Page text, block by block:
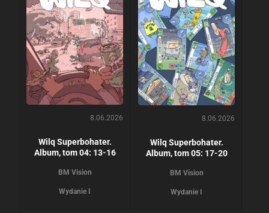
8.06.2026
Wilq Superbohater.
Album, tom 04: 13-16
BM Vision
Wydanie I
8.06.2026
Wilq Superbohater.
Album, tom 05: 17-20
BM Vision
Wydanie I